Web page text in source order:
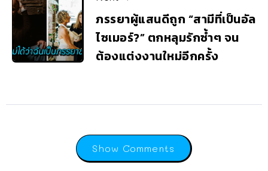
ภรรยาผู้แสนดีถูก “สามีที่เป็นอัล
ไซเมอร์?” ตกหลุมรักซ้ำๆ จน
ต้องแต่งงานใหม่อีกครั้ง
Show Comments